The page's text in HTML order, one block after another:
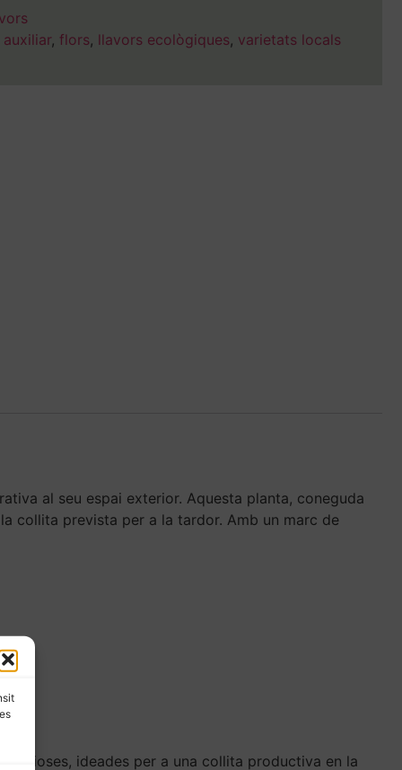
, flors, llavors ecològiques, varietats locals
al seu espai exterior. Aquesta planta, coneguda
collita prevista per a la tardor. Amb un marc de
ideades per a una collita productiva en la